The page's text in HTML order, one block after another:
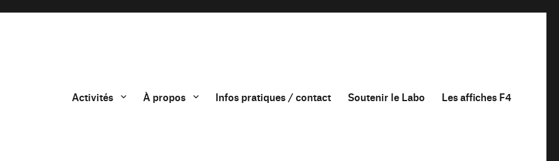
Activités À propos Infos pratiques / contact Soutenir le Labo Les affiches F4